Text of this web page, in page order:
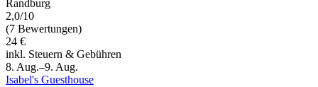
Randburg
2,0/10
(7 Bewertungen)
24 €
inkl. Steuern & Gebühren
8. Aug.–9. Aug.
Isabel's Guesthouse